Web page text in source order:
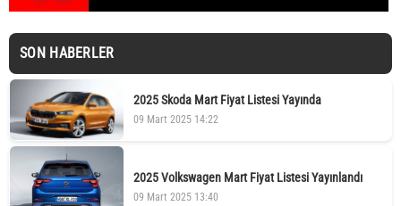
SON HABERLER
2025 Skoda Mart Fiyat Listesi Yayında
09 Mart 2025 14:22
2025 Volkswagen Mart Fiyat Listesi Yayınlandı
09 Mart 2025 13:40